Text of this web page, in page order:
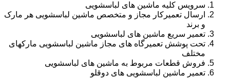
سرویس کلیه ماشین های لباسشویی
ارسال تعمیرکار مجاز و متخصص ماشین لباسشویی هر مارک
و برند
تعمیر سریع ماشین های لباسشویی
تحت پوشش تعمیرگاه های مجاز ماشین لباسشویی مارکهای
مختلف
فروش قطعات مربوط به ماشین های لباسشویی
تعمیر ماشین لباسشویی های دوقلو